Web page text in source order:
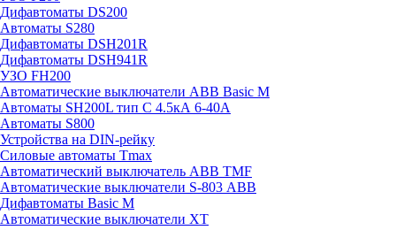
Дифавтоматы DS200
Автоматы S280
Дифавтоматы DSH201R
Дифавтоматы DSH941R
УЗО FH200
Автоматические выключатели ABB Basic M
Автоматы SH200L тип С 4.5кА 6-40А
Автоматы S800
Устройства на DIN-рейку
Силовые автоматы Tmax
Автоматический выключатель ABB TMF
Автоматические выключатели S-803 АВВ
Дифавтоматы Basic M
Автоматические выключатели XT